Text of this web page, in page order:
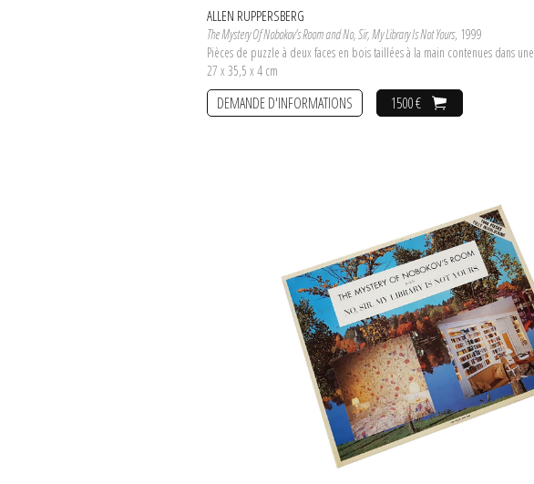
ALLEN RUPPERSBERG
The Mystery Of Nobokov's Room and No, Sir, My Library Is Not Yours, 1999
Pièces de puzzle à deux faces en bois taillées à la main contenues dans
27 x 35,5 x 4 cm
1500 €
DEMANDE D'INFORMATIONS